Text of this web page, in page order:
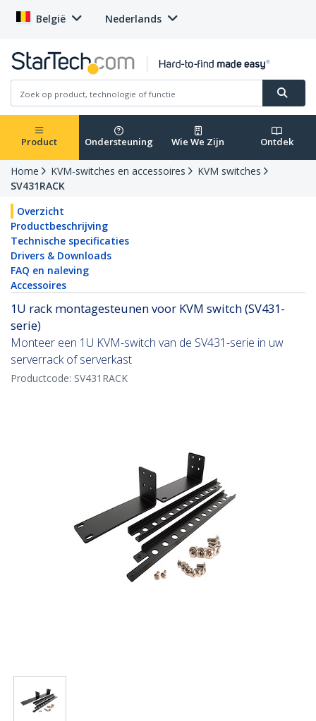
België Nederlands
Product Ondersteuning Wie We Zijn Ontdek
Home KVM-switches en accessoires
KVM switches
SV431RACK
Overzicht
Productbeschrijving
Technische specificaties
Drivers & Downloads
FAQ en naleving
Accessoires
1U rack montagesteunen voor KVM switch (SV431-
serie)
Monteer een 1U KVM-switch van de SV431-serie in uw
serverrack of serverkast
Productcode: SV431RACK